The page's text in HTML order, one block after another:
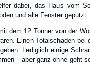
dabei, das Haus vom
und alle Fenster geputzt.
dem 12 Tonner von der
Einen Totalschaden bei
Lediglich einige
– aber ganz ohne geht